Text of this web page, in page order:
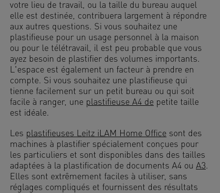
votre lieu de travail, ou la taille du bureau auquel
elle est destinée, contribuera largement à répondre
aux autres questions. Si vous souhaitez une
plastifieuse pour un usage personnel à la maison
ou pour le télétravail, il est peu probable que vous
ayez besoin de plastifier des volumes importants.
L'espace est également un facteur à prendre en
compte. Si vous souhaitez une plastifieuse qui
tienne facilement sur un petit bureau ou qui soit
facile à ranger, une plastifieuse A4 de petite taille
est idéale.
Les plastifieuses Leitz iLAM Home Office sont des
machines à plastifier spécialement conçues pour
les particuliers et sont disponibles dans des tailles
adaptées à la plastification de documents A4 ou A3.
Elles sont extrêmement faciles à utiliser, sans
réglages compliqués et fournissent des résultats